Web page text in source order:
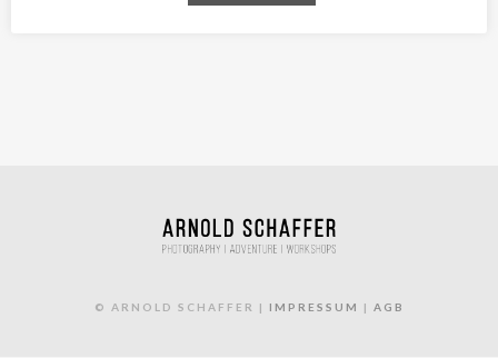
© ARNOLD SCHAFFER | IMPRESSUM | AGB